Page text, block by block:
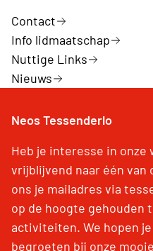
Contact
Info lidmaatschap
Nuttige Links
Nieuws
Neos Tessenderlo
Heb je interesse in onze
vrijblijvend naar één
ons je mailadres via
op de hoogte gehouden
activiteiten. We hopen
begroeten bij onze